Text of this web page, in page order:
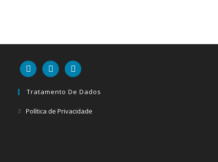
linkedinmail youtube
Tratamento De Dados
Política de Privacidade